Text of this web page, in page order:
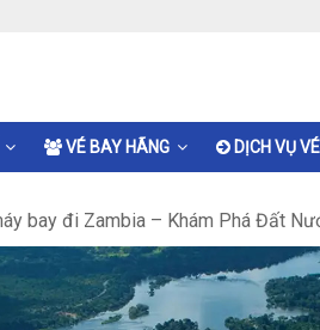
VÉ BAY HÃNG DỊCH VỤ VÉ
bay đi Zambia – Khám Phá Đất